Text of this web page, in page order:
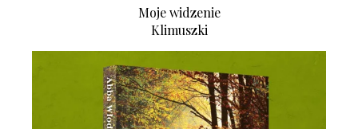
Moje widzenie
Klimuszki